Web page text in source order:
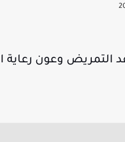
وعون رعاية